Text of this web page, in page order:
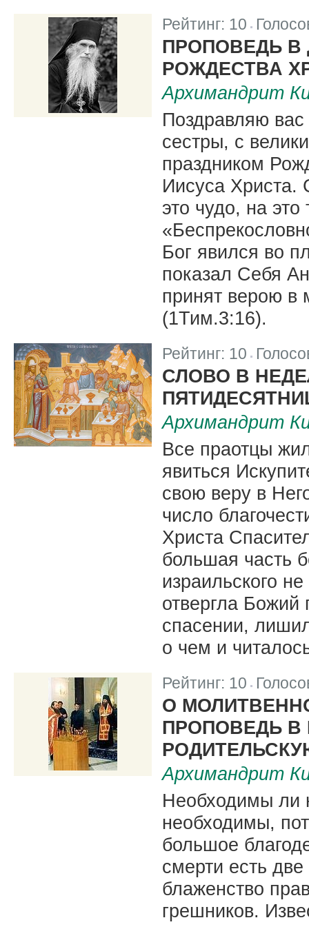
Рейтинг: 10 |
ПРОПОВЕДЬ В
РОЖДЕСТВА
Архимандрит
Поздравляю
сестры, с
праздником
Иисуса Христа.
это чудо, на это
Бог явился во
показал Себя
принят верою в
(1Тим.3:16).
Рейтинг: 10 |
СЛОВО В
Архимандрит
Все праотцы
явиться
свою веру в
число
Христа
большая часть
израильского
отвергла Божий
спасении,
о чем и
Рейтинг: 10 |
О
ПРОПОВЕДЬ
Архимандрит
Необходимы ли
необходимы,
большое
смерти есть
блаженство
грешников.